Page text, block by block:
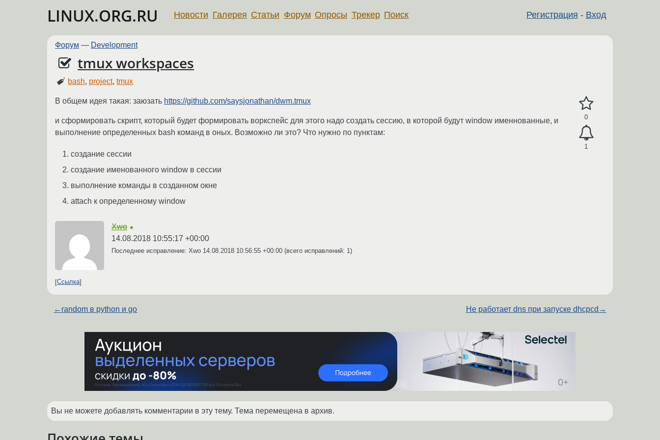
LINUX.ORG.RU Регистрация - Вход
Новости Галерея Статьи Форум Опросы Трекер Поиск
Форум — Development
tmux workspaces
bash, project,tmux
0
1
В общем идея такая: заюзать https://github.com/saysjonathan/dwm.tmux
и сформировать скрипт, который будет формировать воркспейс для этого надо создать сессию, в которой будут window именнованные, и
выполнение определенных bash команд в оных. Возможно ли это? Что нужно по пунктам:
создание сессии
создание именованного window в сессии
выполнение команды в созданном окне
attach к определенному window
Xwo ★
14.08.2018 10:55:17 +00:00
Последнее исправление: Xwo 14.08.2018 10:56:55 +00:00 (всего исправлений: 1)
Ссылка
← random в python и go Не работает dns при запуске dhcpcd →
Вы не можете добавлять комментарии в эту тему. Тема перемещена в архив.